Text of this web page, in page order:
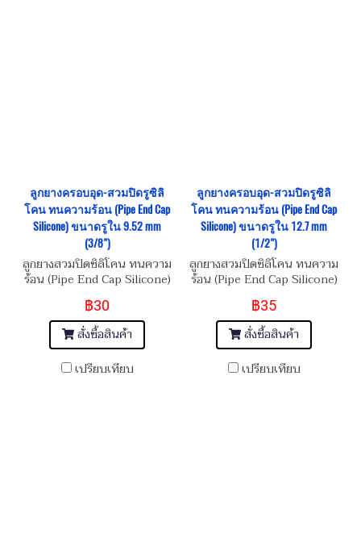
ลูกยางครอบอุด-สวมปิดรูซิลิ
โคน ทนความร้อน (Pipe End Cap
Silicone) ขนาดรูใน 9.52 mm
(3/8")
ลูกยางสวมปิดซิลิโคน ทนความ
ร้อน (Pipe End Cap Silicone)
฿30
สั่งซื้อสินค้า
เปรียบเทียบ
ลูกยางครอบอุด-สวมปิดรูซิลิ
โคน ทนความร้อน (Pipe End Cap
Silicone) ขนาดรูใน 12.7 mm
(1/2")
ลูกยางสวมปิดซิลิโคน ทนความ
ร้อน (Pipe End Cap Silicone)
฿35
สั่งซื้อสินค้า
เปรียบเทียบ